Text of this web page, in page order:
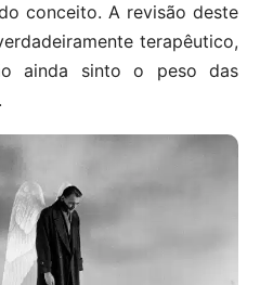
conceito. A revisão deste
terapêutico,
ainda sinto o peso das